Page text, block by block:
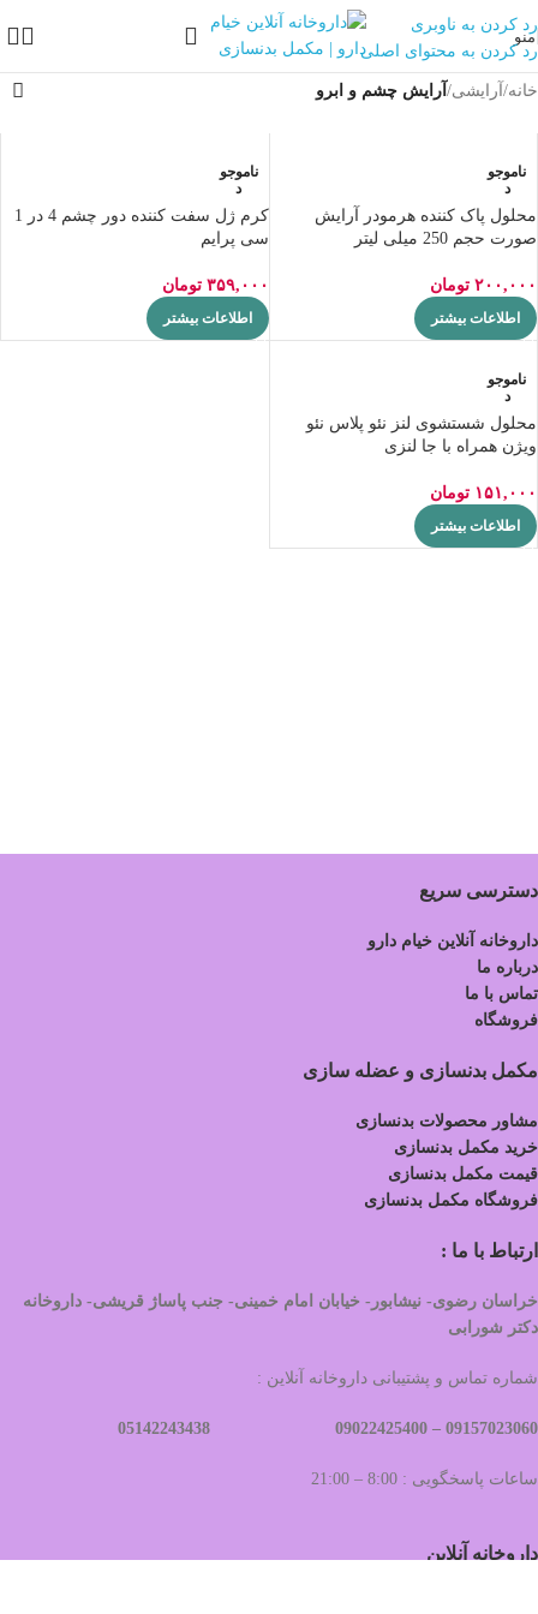
رد کردن به ناوبری
رد کردن به محتوای اصلی
منو
خانه/ آرایشی/ آرایش چشم و ابرو
ناموجو
د
محلول پاک کننده هرمودر آرایش
صورت حجم 250 میلی لیتر
۲۰۰,۰۰۰ تومان
اطلاعات بیشتر
ناموجو
د
کرم ژل سفت کننده دور چشم 4 در 1
سی پرایم
۳۵۹,۰۰۰ تومان
اطلاعات بیشتر
ناموجو
د
محلول شستشوی لنز نئو پلاس نئو
ویژن همراه با جا لنزی
۱۵۱,۰۰۰ تومان
اطلاعات بیشتر
دسترسی سریع
داروخانه آنلاین خیام دارو
درباره ما
تماس با ما
فروشگاه
مکمل بدنسازی و عضله سازی
مشاور محصولات بدنسازی
خرید مکمل بدنسازی
قیمت مکمل بدنسازی
فروشگاه مکمل بدنسازی
ارتباط با ما :
خراسان رضوی- نیشابور- خیابان امام خمینی- جنب پاساژ قریشی- داروخانه
دکتر شورابی
شماره تماس و پشتیبانی داروخانه آنلاین :
09157023060 –
ساعات پاسخگویی : 8:00 – 21:00
داروخانه آنلاین